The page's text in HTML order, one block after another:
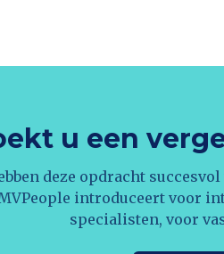
u een
deze opdracht
introduceert voor
specialisten, voor